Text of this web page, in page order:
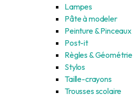
Lampes
Pâte à modeler
Peinture & Pinceaux
Post-it
Règles & Géométrie
Stylos
Taille-crayons
Trousses scolaire